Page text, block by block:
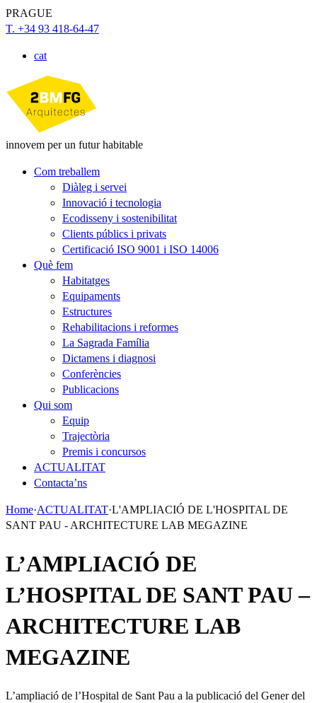
PRAGUE
T. +34 93 418-64-47
cat
innovem per un futur habitable
Com treballem
Diàleg i servei
Innovació i tecnologia
Ecodisseny i sostenibilitat
Clients públics i privats
Certificació ISO 9001 i ISO 14006
Què fem
Habitatges
Equipaments
Estructures
Rehabilitacions i reformes
La Sagrada Família
Dictamens i diagnosi
Conferències
Publicacions
Qui som
Equip
Trajectòria
Premis i concursos
ACTUALITAT
Contacta’ns
Home·ACTUALITAT·L'AMPLIACIÓ DE L'HOSPITAL DE
SANT PAU - ARCHITECTURE LAB MEGAZINE
L’AMPLIACIÓ DE
L’HOSPITAL DE SANT PAU –
ARCHITECTURE LAB
MEGAZINE
L’ampliació de l’Hospital de Sant Pau a la publicació del Gener del